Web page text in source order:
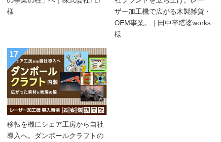
様
ザー加工機で広がる木製雑貨・
OEM事業。｜田中卒塔婆works
様
17
移転を機にシェア工房から自社
導入へ。ダンボールクラフトの